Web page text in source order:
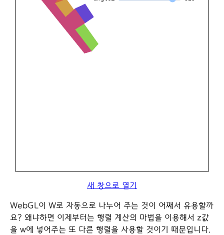
새 창으로 열기
WebGL이 W로 자동으로 나누어 주는 것이 어째서 유용할까
요? 왜냐하면 이제부터는 행렬 계산의 마법을 이용해서 z값
을 w에 넣어주는 또 다른 행렬을 사용할 것이기 때문입니다.